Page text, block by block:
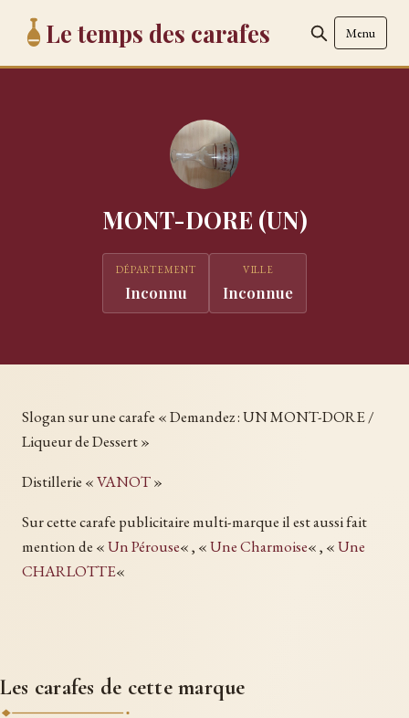
Le temps des carafes Menu
MONT-DORE (UN)
DÉPARTEMENT
Inconnu
VILLE
Inconnue
Slogan sur une carafe « Demandez : UN MONT-DORE /
Liqueur de Dessert »
Distillerie «VANOT»
Sur cette carafe publicitaire multi-marque il est aussi fait
mention de «Un Pérouse« , «Une Charmoise« , «Une
CHARLOTTE«
Les carafes de cette marque